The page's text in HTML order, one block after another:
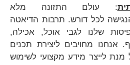
: עולם התזונה מלא
לכל דורש. תרבות הדיאטה
שלנו לגבי אוכל, אכילה,
אנחנו מחויבים ליצירת תכנים
לייצר מידע מקצועי לשימוש